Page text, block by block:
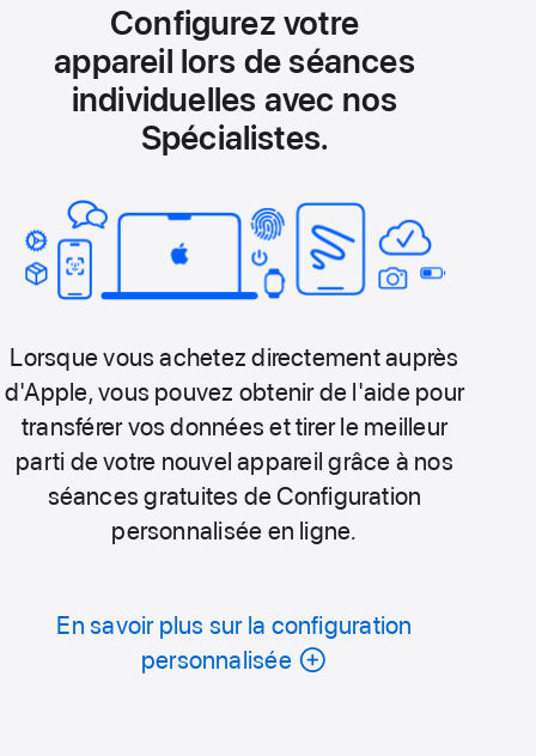
Configurez votre
appareil lors de séances
individuelles avec nos
Spécialistes.
Lorsque vous achetez directement auprès
d'Apple, vous pouvez obtenir de l'aide pour
transférer vos données et tirer le meilleur
parti de votre nouvel appareil grâce à nos
séances gratuites de Configuration
personnalisée en ligne.
En savoir plus sur la configuration
personnalisée